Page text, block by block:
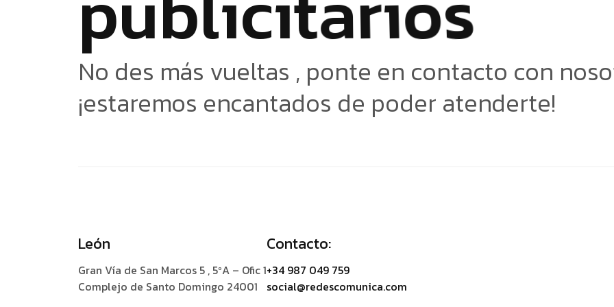
No des más vueltas , ponte en contacto con
¡estaremos encantados de poder atenderte!
León
Gran Vía de San Marcos 5 , 5ºA – Ofic 1
Complejo de Santo Domingo 24001
Contacto:
+34 987 049 759
social@redescomunica.com